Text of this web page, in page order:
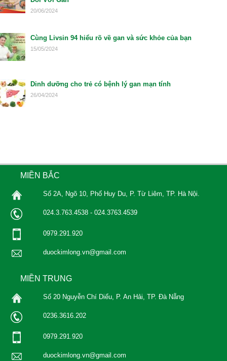
20/06/2024
Cùng Livsin 94 hiểu rõ về gan và sức khỏe của bạn
15/05/2024
Dinh dưỡng cho trẻ có bệnh lý gan mạn tính
26/04/2024
MIỀN BẮC
Số 2A, Ngõ 10, Phố Huy Du, P. Từ Liêm, TP. Hà Nội.
024.3.763.4538 - 024.3763.4539
0979.291.920
duockimlong.vn@gmail.com
MIỀN TRUNG
Số 20 Nguyễn Chí Diểu, P. An Hải, TP. Đà Nẵng
0236.3616.202
0979.291.920
duockimlong.vn@gmail.com